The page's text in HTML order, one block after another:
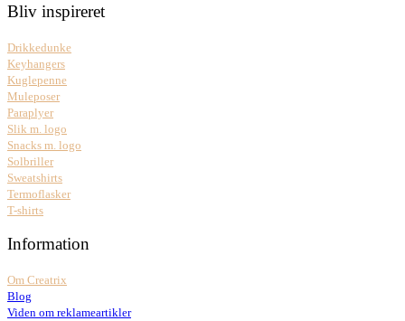
Bliv inspireret
Drikkedunke
Keyhangers
Kuglepenne
Muleposer
Paraplyer
Slik m. logo
Snacks m. logo
Solbriller
Sweatshirts
Termoflasker
T-shirts
Information
Om Creatrix
Blog
Viden om reklameartikler